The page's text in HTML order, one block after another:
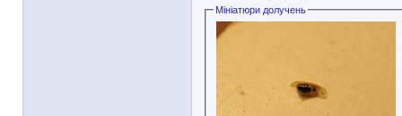
Мініатюри долучень